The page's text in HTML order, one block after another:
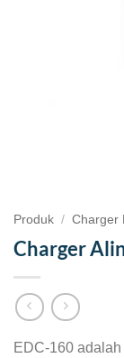
Produk / Charger
Charger
EDC-160